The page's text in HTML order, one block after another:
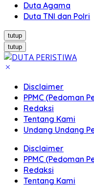
Duta Agama
Duta TNI dan Polri
tutup
tutup
Disclaimer
PPMC (Pedoman
Redaksi
Tentang Kami
Undang Undang
Disclaimer
PPMC (Pedoman
Redaksi
Tentang Kami